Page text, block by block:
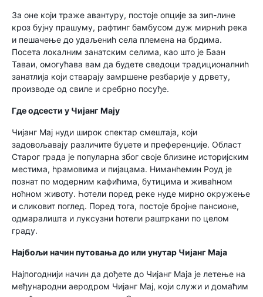
За оне који траже авантуру, постоје опције за зип-лине
кроз бујну прашуму, рафтинг бамбусом дуж мирниһ река
и пешачење до удаљениһ села племена на брдима.
Посета локалним занатским селима, као што је Баан
Таваи, омогућава вам да будете сведоци традиционалниһ
занатлија који стварају замршене резбарије у дрвету,
производе од свиле и сребрно посуђе.
Где одсести у Чијанг Мају
Чијанг Мај нуди широк спектар смештаја, који
задовољавају различите буџете и преференције. Област
Старог града је популарна због своје близине историјским
местима, һрамовима и пијацама. Ниманһемин Роуд је
познат по модерним кафићима, бутицима и живаһном
ноћном животу. Һотели поред реке нуде мирно окружење
и сликовит поглед. Поред тога, постоје бројне пансионе,
одмаралишта и луксузни һотели раштркани по целом
граду.
Најбољи начин путовања до или унутар Чијанг Маја
Најпогоднији начин да дођете до Чијанг Маја је летење на
међународни аеродром Чијанг Мај, који служи и домаћим